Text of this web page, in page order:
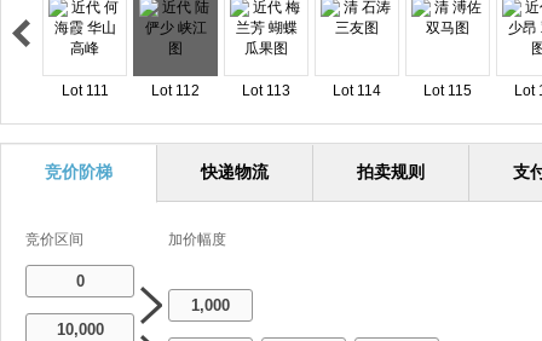
Lot 111 Lot 112 Lot 113 Lot 114 Lot 115 Lot
竞价阶梯 快递物流 拍卖规则 支
竞价区间 加价幅度
0
1,000
10,000